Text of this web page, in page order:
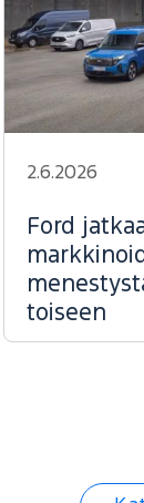
2.6.2026
Ford
toiseen